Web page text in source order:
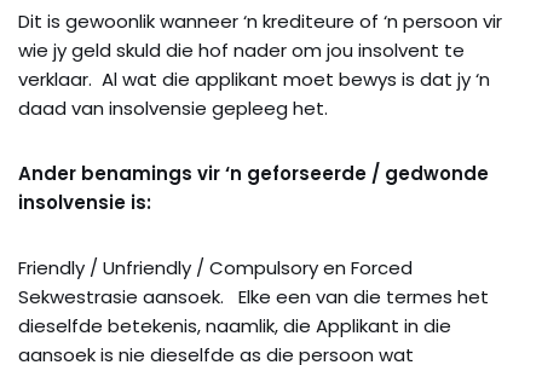
Dit is gewoonlik wanneer ‘n krediteure of ‘n persoon vir
wie jy geld skuld die hof nader om jou insolvent te
verklaar. Al wat die applikant moet bewys is dat jy ‘n
daad van insolvensie gepleeg het.
Ander benamings vir ‘n geforseerde / gedwonde
insolvensie is:
Friendly / Unfriendly / Compulsory en Forced
Sekwestrasie aansoek. Elke een van die termes het
dieselfde betekenis, naamlik, die Applikant in die
aansoek is nie dieselfde as die persoon wat